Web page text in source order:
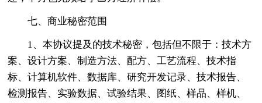
七、商业秘密范围
1、本协议提及的技术秘密，包括但不限于：技术方
案、设计方案、制造方法、配方、工艺流程、技术指
标、计算机软件、数据库、研究开发记录、技术报告、
检测报告、实验数据、试验结果、图纸、样品、样机、